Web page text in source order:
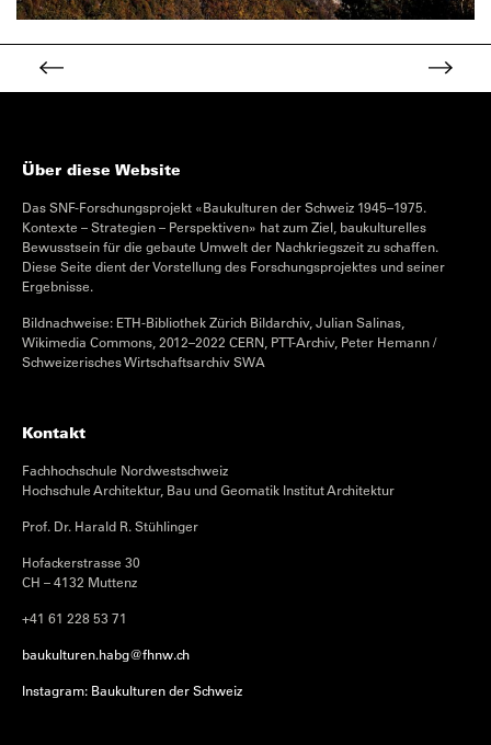
Über diese Website
Das SNF-Forschungsprojekt «Baukulturen der Schweiz 1945–1975.
Kontexte – Strategien – Perspektiven» hat zum Ziel, baukulturelles
Bewusstsein für die gebaute Umwelt der Nachkriegszeit zu schaffen.
Diese Seite dient der Vorstellung des Forschungsprojektes und seiner
Ergebnisse.
Bildnachweise: ETH-Bibliothek Zürich Bildarchiv, Julian Salinas,
Wikimedia Commons, 2012–2022 CERN, PTT-Archiv, Peter Hemann /
Schweizerisches Wirtschaftsarchiv SWA
Kontakt
Fachhochschule Nordwestschweiz
Hochschule Architektur, Bau und Geomatik Institut Architektur
Prof. Dr. Harald R. Stühlinger
Hofackerstrasse 30
CH – 4132 Muttenz
+41 61 228 53 71
baukulturen.habg@fhnw.ch
Instagram: Baukulturen der Schweiz